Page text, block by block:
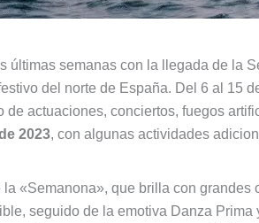
últimas semanas con la llegada de la
del norte de España. Del 6 al 15
de actuaciones, conciertos, fuegos
2023, con algunas actividades
«Semanona», que brilla con
seguido de la emotiva Danza